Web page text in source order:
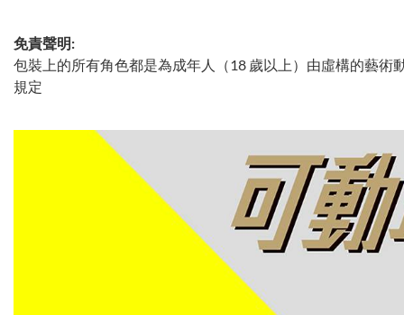
免責聲明:
包裝上的所有角色都是為成年人（18 歲以上）由虛構的藝術
規定